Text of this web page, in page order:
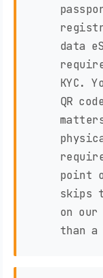
data
KYC.
QR
point
skips
on
than